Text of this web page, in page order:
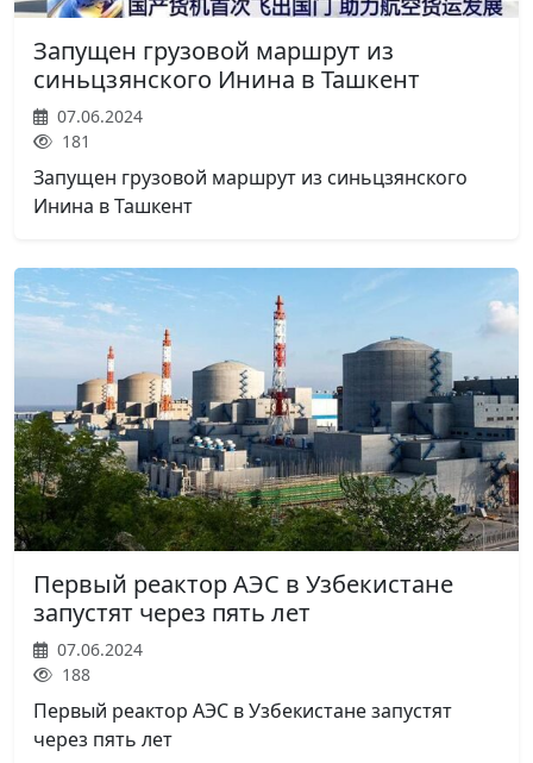
Запущен грузовой маршрут из
синьцзянского Инина в Ташкент
07.06.2024
181
Запущен грузовой маршрут из синьцзянского
Инина в Ташкент
Первый реактор АЭС в Узбекистане
запустят через пять лет
07.06.2024
188
Первый реактор АЭС в Узбекистане запустят
через пять лет